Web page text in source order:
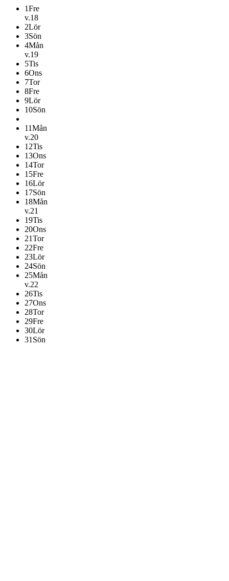
1Fre
v.18
2Lör
3Sön
4Mån
v.19
5Tis
6Ons
7Tor
8Fre
9Lör
10Sön
11Mån
v.20
12Tis
13Ons
14Tor
15Fre
16Lör
17Sön
18Mån
v.21
19Tis
20Ons
21Tor
22Fre
23Lör
24Sön
25Mån
v.22
26Tis
27Ons
28Tor
29Fre
30Lör
31 Sön